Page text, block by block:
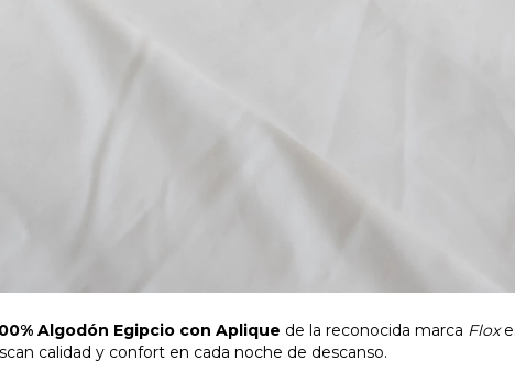
Algodón Egipcio con Aplique de la reconocida marca Flox
calidad y confort en cada noche de descanso.